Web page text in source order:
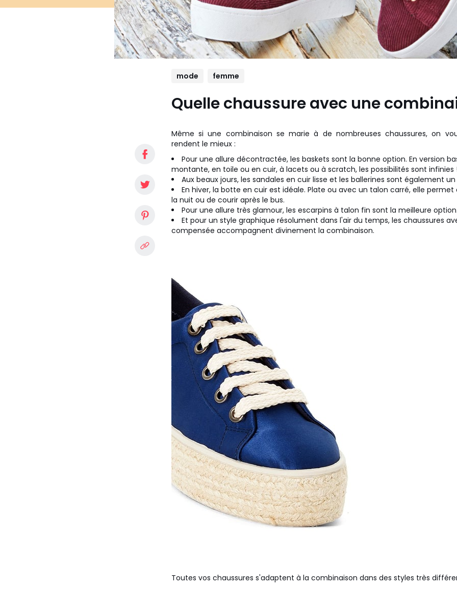
mode femme
Quelle chaussure avec une
Même si une combinaison se marie à de nombreuses chaussures, on
rendent le mieux :
Pour une allure décontractée, les baskets sont la bonne option. En version
montante, en toile ou en cuir, à lacets ou à scratch, les possibilités sont infinies
Aux beaux jours, les sandales en cuir lisse et les ballerines sont également
En hiver, la botte en cuir est idéale. Plate ou avec un talon carré, elle
la nuit ou de courir après le bus.
Pour une allure très glamour, les escarpins à talon fin sont la meilleure
Et pour un style graphique résolument dans l'air du temps, les chaussures
compensée accompagnent divinement la combinaison.
Toutes vos chaussures s'adaptent à la combinaison dans des styles très